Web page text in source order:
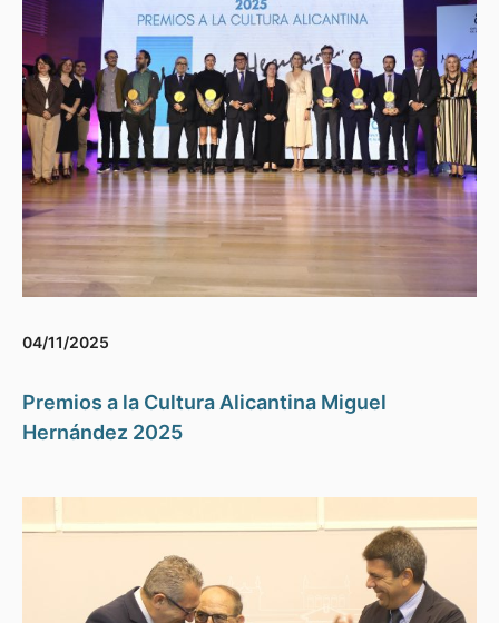
04/11/2025
Premios a la Cultura Alicantina Miguel
Hernández 2025